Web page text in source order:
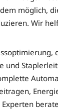
möglich,
Wir
und